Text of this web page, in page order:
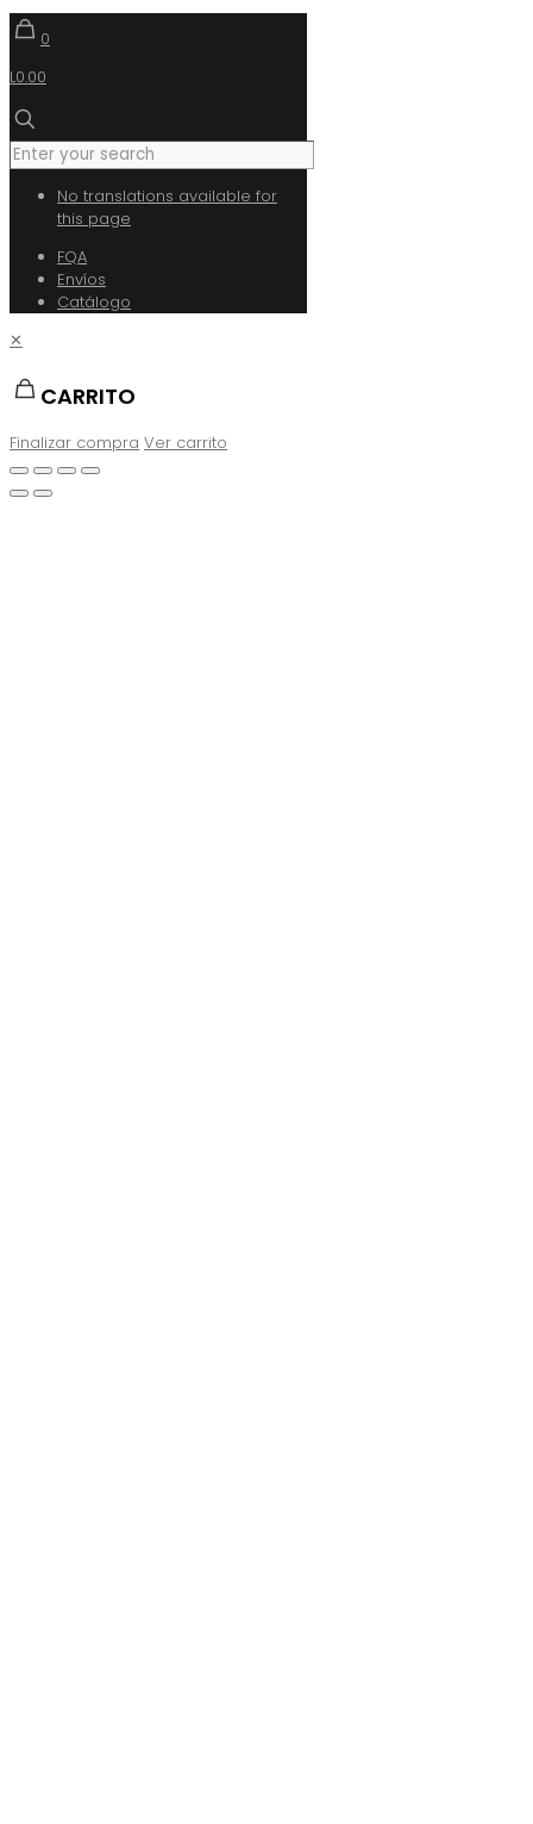
0
L0.00
No translations available for
this page
FQA
Envíos
Catálogo
✕
CARRITO
Finalizar compra Ver carrito